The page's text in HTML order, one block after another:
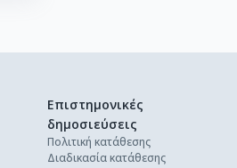
Επιστημονικές
δημοσιεύσεις
Πολιτική κατάθεσης
Διαδικασία κατάθεσης